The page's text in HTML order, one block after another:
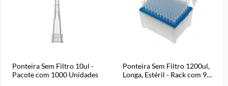
Ponteira Sem Filtro 10ul -
Pacote com 1000 Unidades
Ponteira Sem Filtro 1200ul,
Longa, Estéril - Rack com 96